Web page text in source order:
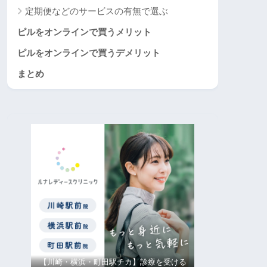
定期便などのサービスの有無で選ぶ
ピルをオンラインで買うメリット
ピルをオンラインで買うデメリット
まとめ
【川崎・横浜・町田駅チカ】診療を受ける